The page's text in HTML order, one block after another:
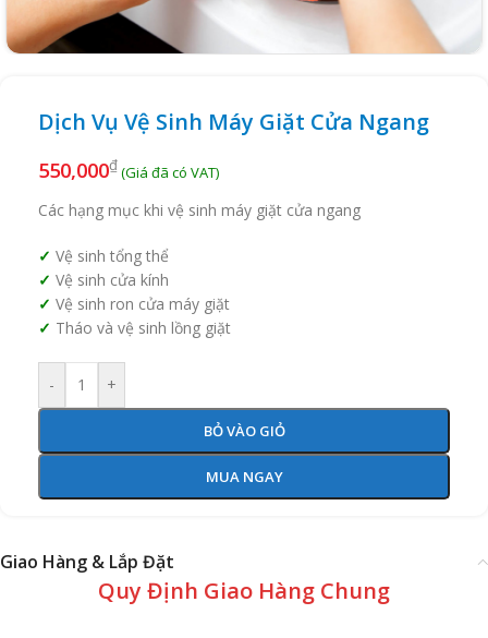
Dịch Vụ Vệ Sinh Máy Giặt Cửa Ngang
550,000₫
Các hạng mục khi vệ sinh máy giặt cửa ngang
Vệ sinh tổng thể
Vệ sinh cửa kính
Vệ sinh ron cửa máy giặt
Tháo và vệ sinh lồng giặt
- +
BỎ VÀO GIỎ
MUA NGAY
Giao Hàng & Lắp Đặt
Quy Định Giao Hàng Chung